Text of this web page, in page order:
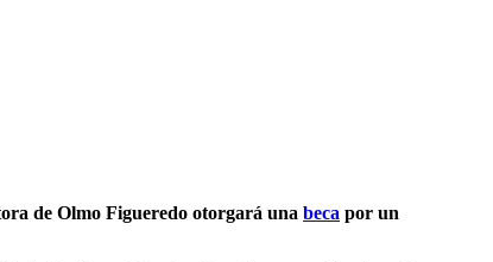
de Olmo Figueredo otorgará una beca por un